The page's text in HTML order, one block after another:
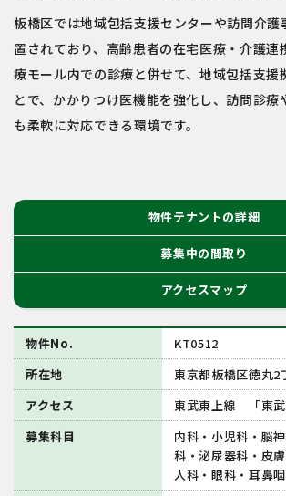
板橋区では地域包括支援センターや訪問介護
置されており、高齢患者の在宅医療・介護連
療モール内での診療と併せて、地域包括支援
とで、かかりつけ医機能を強化し、訪問診療
も柔軟に対応できる環境です。
物件テナントの詳細
募集中の間取り
アクセスマップ
物件No.
KT0512
所在地
東京都板橋区徳丸2
アクセス
東武東上線 「東
募集科目
内科・小児科・脳
科・泌尿器科・皮
人科・眼科・耳鼻